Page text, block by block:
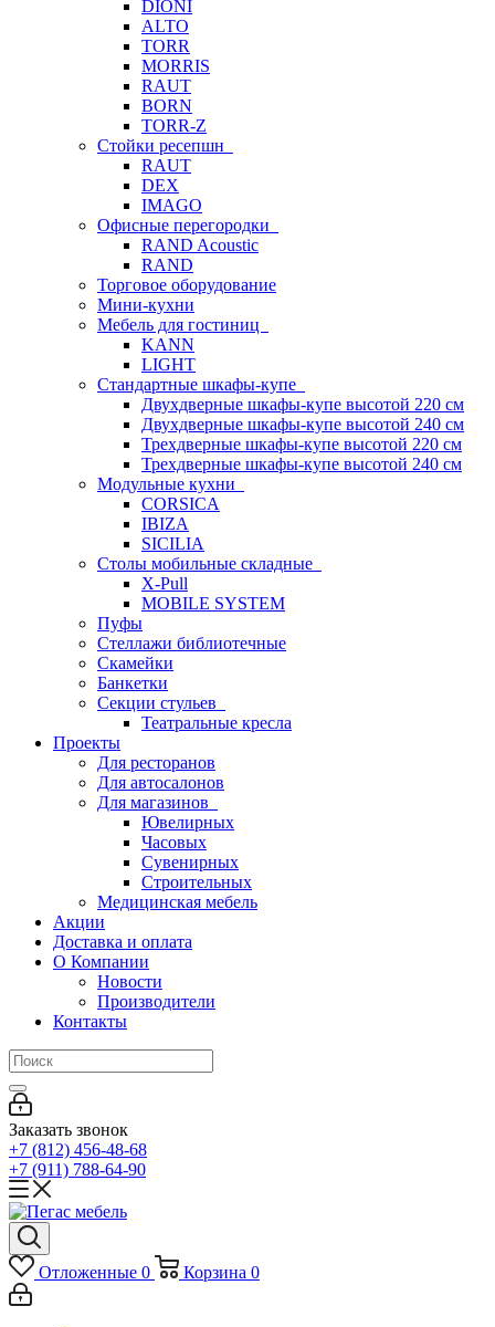
DIONI
ALTO
TORR
MORRIS
RAUT
BORN
TORR-Z
Стойки ресепшн
RAUT
DEX
IMAGO
Офисные перегородки
RAND Acoustic
RAND
Торговое оборудование
Мини-кухни
Мебель для гостиниц
KANN
LIGHT
Стандартные шкафы-купе
Двухдверные шкафы-купе высотой 220 см
Двухдверные шкафы-купе высотой 240 см
Трехдверные шкафы-купе высотой 220 см
Трехдверные шкафы-купе высотой 240 см
Модульные кухни
CORSICA
IBIZA
SICILIA
Столы мобильные складные
X-Pull
MOBILE SYSTEM
Пуфы
Стеллажи библиотечные
Скамейки
Банкетки
Секции стульев
Театральные кресла
Проекты
Для ресторанов
Для автосалонов
Для магазинов
Ювелирных
Часовых
Сувенирных
Строительных
Медицинская мебель
Акции
Доставка и оплата
О Компании
Новости
Производители
Контакты
Заказать звонок
+7 (812) 456-48-68
+7 (911) 788-64-90
Отложенные 0 Корзина 0